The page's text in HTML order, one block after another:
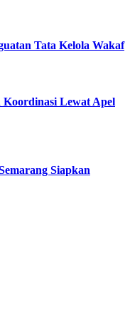
Tata Kelola Wakaf
Koordinasi Lewat Apel
Siapkan